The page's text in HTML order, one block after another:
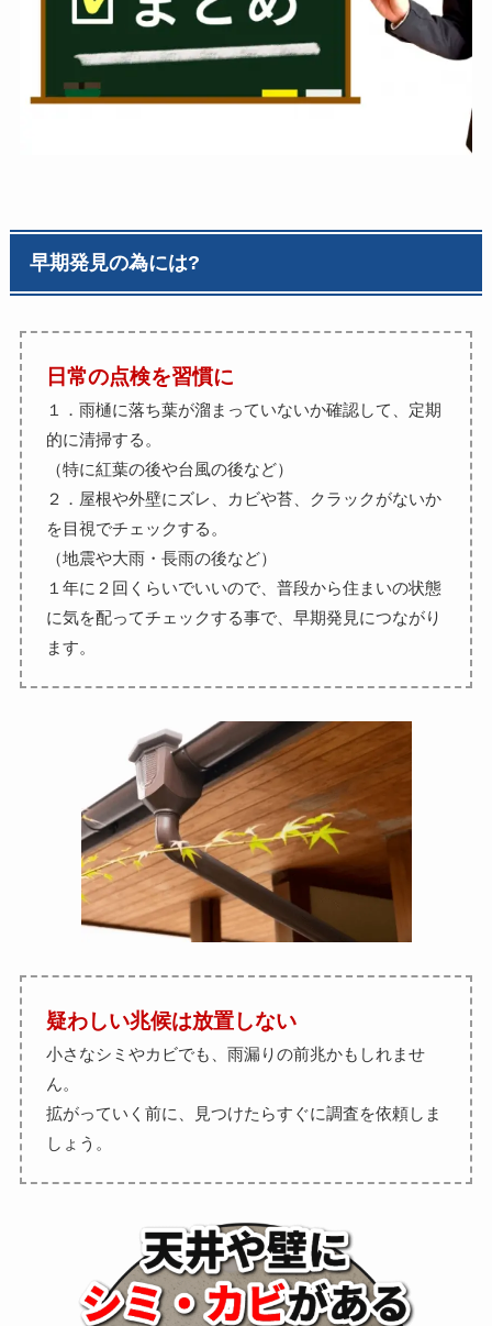
早期発見の為には?
日常の点検を習慣に
１．雨樋に落ち葉が溜まっていないか確認して、定期
的に清掃する。
（特に紅葉の後や台風の後など）
２．屋根や外壁にズレ、カビや苔、クラックがないか
を目視でチェックする。
（地震や大雨・長雨の後など）
１年に２回くらいでいいので、普段から住まいの状態
に気を配ってチェックする事で、早期発見につながり
ます。
疑わしい兆候は放置しない
小さなシミやカビでも、雨漏りの前兆かもしれませ
ん。
拡がっていく前に、見つけたらすぐに調査を依頼しま
しょう。